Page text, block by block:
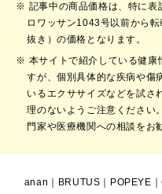
記事中の商品価格は、特に表
ロワッサン1043号以前から
抜き）の価格となります。
本サイトで紹介している健康
すが、個別具体的な疾病や傷
いるエクササイズなどを試さ
理のないようご注意ください
門家や医療機関への相談をお
anan BRUTUS POPEYE ｜